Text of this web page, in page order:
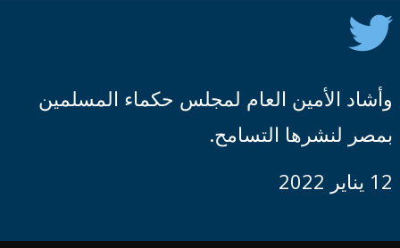
وأشاد الأمين العام لمجلس حكماء المسلمين
بمصر لنشرها التسامح.
12 يناير 2022